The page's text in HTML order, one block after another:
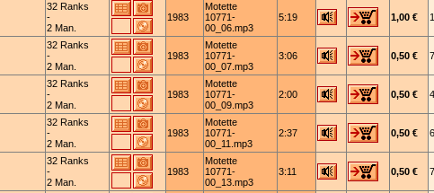
32 Ranks
-
2 Man.
1983
Motette
10771-
00_06.mp3
5:19 1,00 €
32 Ranks
-
2 Man.
1983
Motette
10771-
00_07.mp3
3:06 0,50 €
32 Ranks
-
2 Man.
1983
Motette
10771-
00_09.mp3
2:00 0,50 €
32 Ranks
-
2 Man.
1983
Motette
10771-
00_11.mp3
2:37 0,50 €
32 Ranks
-
2 Man.
1983
Motette
10771-
00_13.mp3
3:11 0,50 €